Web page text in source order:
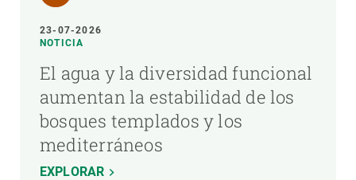
23-07-2026
NOTICIA
El agua y la diversidad funcional
aumentan la estabilidad de los
bosques templados y los
mediterráneos
EXPLORAR